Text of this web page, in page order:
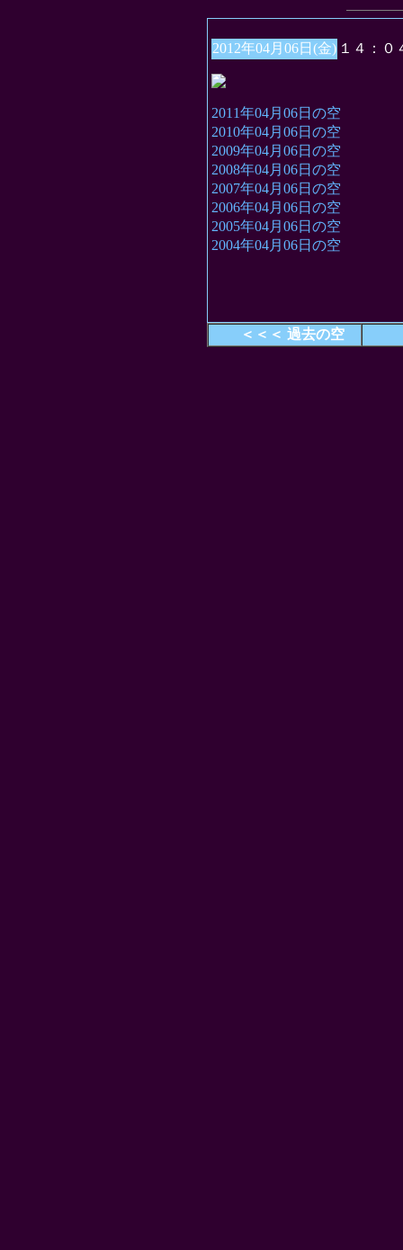
2012年04月06日(金) １４：０
2011年04月06日の空
2010年04月06日の空
2009年04月06日の空
2008年04月06日の空
2007年04月06日の空
2006年04月06日の空
2005年04月06日の空
2004年04月06日の空
＜＜＜ 過去の空